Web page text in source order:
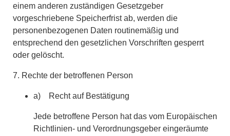
einem anderen zuständigen Gesetzgeber
vorgeschriebene Speicherfrist ab, werden die
personenbezogenen Daten routinemäßig und
entsprechend den gesetzlichen Vorschriften gesperrt
oder gelöscht.
7. Rechte der betroffenen Person
a) Recht auf Bestätigung
Jede betroffene Person hat das vom Europäischen
Richtlinien- und Verordnungsgeber eingeräumte